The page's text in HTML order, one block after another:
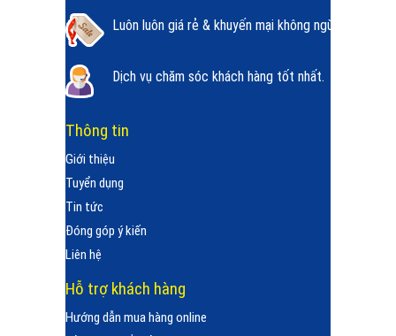
Luôn luôn giá rẻ & khuyến mại không ngừng.
Dịch vụ chăm sóc khách hàng tốt nhất.
Thông tin
Giới thiệu
Tuyển dụng
Tin tức
Đóng góp ý kiến
Liên hệ
Hỗ trợ khách hàng
Hướng dẫn mua hàng online